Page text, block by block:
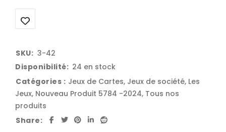
SKU: 3-42
Disponibilité: 24 en stock
Catégories : Jeux de Cartes, Jeux de société, Les
Jeux, Nouveau Produit 5784 -2024, Tous nos
produits
Share: